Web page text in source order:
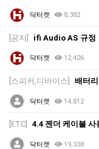
닥터캣 8,382
[공지] ifi Audio AS 규정
닥터캣 12,426
[스피커,디바이스] 배터리 내장형 DAC
닥터캣 14,812
[ETC] 4.4 젠더 케이블 사용시 주의 사항 (4.4mm
닥터캣 19,338